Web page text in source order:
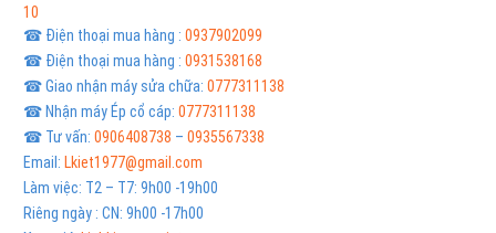
10
☎ Điện thoại mua hàng : 0937902099
☎ Điện thoại mua hàng : 0931538168
☎ Giao nhận máy sửa chữa: 0777311138
☎ Nhận máy Ép cổ cáp: 0777311138
☎ Tư vấn: 0906408738 – 0935567338
Email: Lkiet1977@gmail.com
Làm việc: T2 – T7: 9h00 -19h00
Riêng ngày : CN: 9h00 -17h00